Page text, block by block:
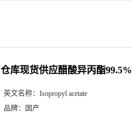
仓库现货供应醋酸异丙酯99.5%
英文名称： Isopropyl acetate
品牌：
国产